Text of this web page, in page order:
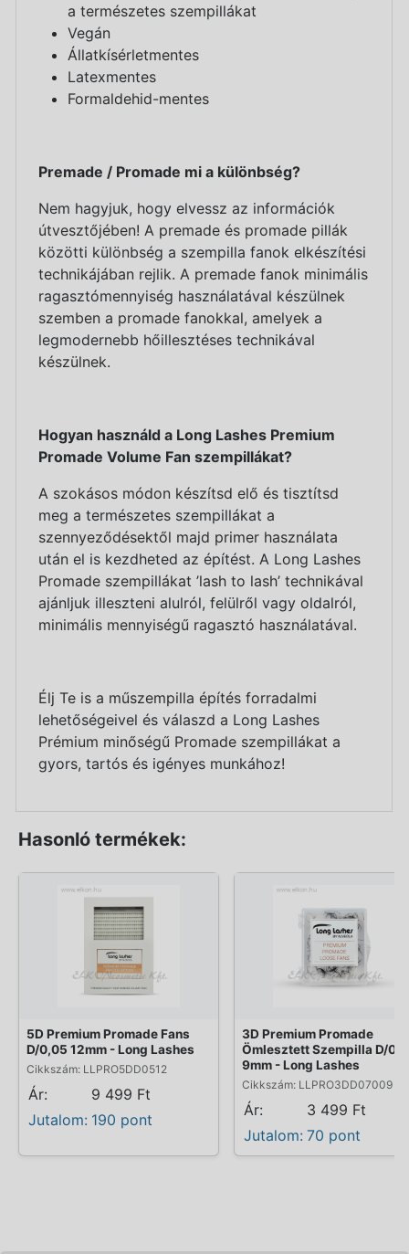
a természetes szempillákat
Vegán
Állatkísérletmentes
Latexmentes
Formaldehid-mentes
Premade / Promade mi a különbség?
Nem hagyjuk, hogy elvessz az információk
útvesztőjében! A premade és promade pillák
közötti különbség a szempilla fanok elkészítési
technikájában rejlik. A premade fanok minimális
ragasztómennyiség használatával készülnek
szemben a promade fanokkal, amelyek a
legmodernebb hőillesztéses technikával
készülnek.
Hogyan használd a Long Lashes Premium
Promade Volume Fan szempillákat?
A szokásos módon készítsd elő és tisztítsd
meg a természetes szempillákat a
szennyeződésektől majd primer használata
után el is kezdheted az építést. A Long Lashes
Promade szempillákat ’lash to lash’ technikával
ajánljuk illeszteni alulról, felülről vagy oldalról,
minimális mennyiségű ragasztó használatával.
Élj Te is a műszempilla építés forradalmi
lehetőségeivel és válaszd a Long Lashes
Prémium minőségű Promade szempillákat a
gyors, tartós és igényes munkához!
Hasonló termékek:
5D Premium Promade Fans
D/0,05 12mm - Long Lashes
Cikkszám: LLPRO5DD0512
Ár:
9 499 Ft
Jutalom: 190 pont
3D Premium Promade
Ömlesztett Szempilla D/
9mm - Long Lashes
Cikkszám: LLPRO3DD07009
Ár:
3 499 Ft
Jutalom: 70 pont